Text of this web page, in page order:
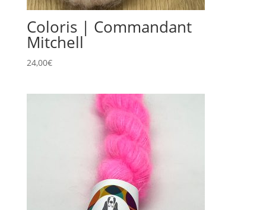
Coloris | Commandant
Mitchell
24,00€